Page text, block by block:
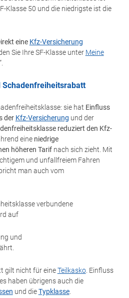
Klasse 50 und die niedrigste ist die
eine Kfz-Versicherung
Sie Ihre SF-Klasse unter Meine
Schadenfreiheitsrabatt
sie hat Einfluss
der Kfz-Versicherung und der
reduziert den Kfz-
eine niedrige
höheren Tarifnach sich zieht. Mit
und unfallfreiem Fahren
man auch vom
verbundene
auf
und
gilt nicht für eineTeilkasko. Einfluss
haben übrigens auch die
und dieTypklasse.